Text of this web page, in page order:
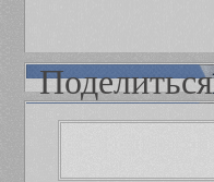
Поделиться